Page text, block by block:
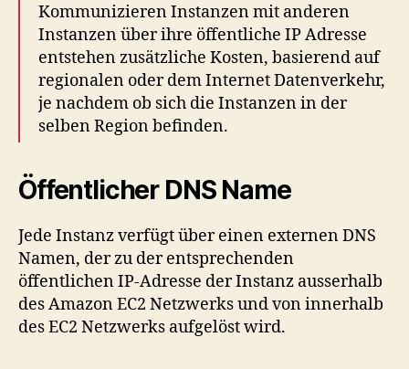
Kommunizieren Instanzen mit anderen
Instanzen über ihre öffentliche IP Adresse
entstehen zusätzliche Kosten, basierend auf
regionalen oder dem Internet Datenverkehr,
je nachdem ob sich die Instanzen in der
selben Region befinden.
Öffentlicher DNS Name
Jede Instanz verfügt über einen externen DNS
Namen, der zu der entsprechenden
öffentlichen IP-Adresse der Instanz ausserhalb
des Amazon EC2 Netzwerks und von innerhalb
des EC2 Netzwerks aufgelöst wird.